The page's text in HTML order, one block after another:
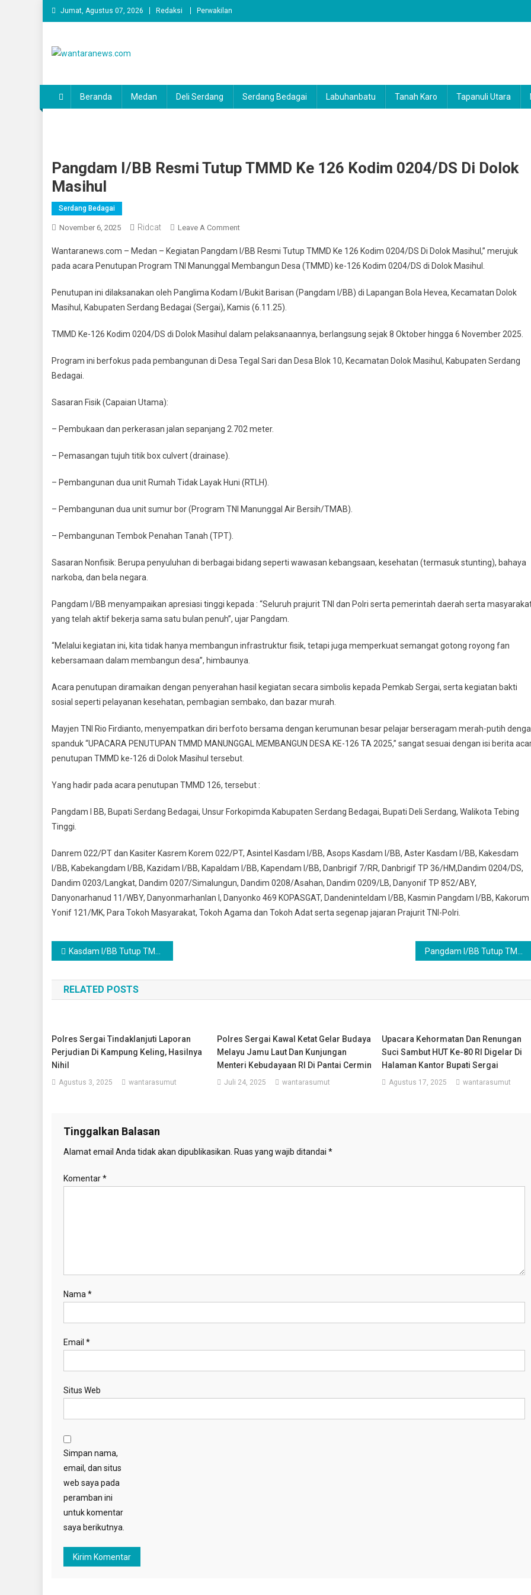
Skip
to
Jumat, Agustus 07, 2026 Redaksi Perwakilan
Beranda Medan Deli Serdang Serdang Bedagai Labuhanbatu Tanah Karo Tapanuli Utara
Pangdam I/BB Resmi Tutup TMMD Ke 126 Kodim 0204/DS Di Dolok
Masihul
Serdang Bedagai
November 6, 2025 Ridcat Leave A CommentOn
I/BB
Resmi
TMMD
Ke
Kodim
Di
Wantaranews.com – Medan – Kegiatan Pangdam I/BB Resmi Tutup TMMD Ke 126 Kodim 0204/DS Di Dolok Masihul,” merujuk
pada acara Penutupan Program TNI Manunggal Membangun Desa (TMMD) ke-126 Kodim 0204/DS di Dolok Masihul.
Penutupan ini dilaksanakan oleh Panglima Kodam I/Bukit Barisan (Pangdam I/BB) di Lapangan Bola Hevea, Kecamatan Dolok
Masihul, Kabupaten Serdang Bedagai (Sergai), Kamis (6.11.25).
TMMD Ke-126 Kodim 0204/DS di Dolok Masihul dalam pelaksanaannya, berlangsung sejak 8 Oktober hingga 6 November 2025.
Program ini berfokus pada pembangunan di Desa Tegal Sari dan Desa Blok 10, Kecamatan Dolok Masihul, Kabupaten Serdang
Bedagai.
Sasaran Fisik (Capaian Utama):
– Pembukaan dan perkerasan jalan sepanjang 2.702 meter.
– Pemasangan tujuh titik box culvert (drainase).
– Pembangunan dua unit Rumah Tidak Layak Huni (RTLH).
– Pembangunan dua unit sumur bor (Program TNI Manunggal Air Bersih/TMAB).
– Pembangunan Tembok Penahan Tanah (TPT).
Sasaran Nonfisik: Berupa penyuluhan di berbagai bidang seperti wawasan kebangsaan, kesehatan (termasuk stunting), bahaya
narkoba, dan bela negara.
Pangdam I/BB menyampaikan apresiasi tinggi kepada : “Seluruh prajurit TNI dan Polri serta pemerintah daerah serta
yang telah aktif bekerja sama satu bulan penuh”, ujar Pangdam.
“Melalui kegiatan ini, kita tidak hanya membangun infrastruktur fisik, tetapi juga memperkuat semangat gotong royong fan
kebersamaan dalam membangun desa”, himbaunya.
Acara penutupan diramaikan dengan penyerahan hasil kegiatan secara simbolis kepada Pemkab Sergai, serta kegiatan bakti
sosial seperti pelayanan kesehatan, pembagian sembako, dan bazar murah.
Mayjen TNI Rio Firdianto, menyempatkan diri berfoto bersama dengan kerumunan besar pelajar berseragam merah-putih
spanduk “UPACARA PENUTUPAN TMMD MANUNGGAL MEMBANGUN DESA KE-126 TA 2025,” sangat sesuai dengan isi berita
penutupan TMMD ke-126 di Dolok Masihul tersebut.
Yang hadir pada acara penutupan TMMD 126, tersebut :
Pangdam I BB, Bupati Serdang Bedagai, Unsur Forkopimda Kabupaten Serdang Bedagai, Bupati Deli Serdang, Walikota Tebing
Tinggi.
Danrem 022/PT dan Kasiter Kasrem Korem 022/PT, Asintel Kasdam I/BB, Asops Kasdam I/BB, Aster Kasdam I/BB, Kakesdam
I/BB, Kabekangdam I/BB, Kazidam I/BB, Kapaldam I/BB, Kapendam I/BB, Danbrigif 7/RR, Danbrigif TP 36/HM,Dandim 0204/DS,
Dandim 0203/Langkat, Dandim 0207/Simalungun, Dandim 0208/Asahan, Dandim 0209/LB, Danyonif TP 852/ABY,
Danyonarhanud 11/WBY, Danyonmarhanlan I, Danyonko 469 KOPASGAT, Dandeninteldam I/BB, Kasmin Pangdam I/BB, Kakorum
Yonif 121/MK, Para Tokoh Masyarakat, Tokoh Agama dan Tokoh Adat serta segenap jajaran Prajurit TNI-Polri.
Navigasi
pos
Kasdam I/BB Tutup TMMD ke-126: Sinergi TNI dan Rakyat Kunci Pemerataan Pembangunan
RELATED POSTS
Polres Sergai Tindaklanjuti Laporan
Perjudian Di Kampung Keling, Hasilnya
Nihil
Agustus 3, 2025 wantarasumut
Polres Sergai Kawal Ketat Gelar Budaya
Melayu Jamu Laut Dan Kunjungan
Menteri Kebudayaan RI Di Pantai Cermin
Juli 24, 2025 wantarasumut
Upacara Kehormatan Dan Renungan
Suci Sambut HUT Ke-80 RI Digelar Di
Halaman Kantor Bupati Sergai
Agustus 17, 2025 wantarasumut
Tinggalkan Balasan
Alamat email Anda tidak akan dipublikasikan. Ruas yang wajib ditandai *
Komentar*
Nama *
Email *
Situs Web
Simpan nama,
email, dan situs
web saya pada
peramban ini
untuk komentar
saya berikutnya.